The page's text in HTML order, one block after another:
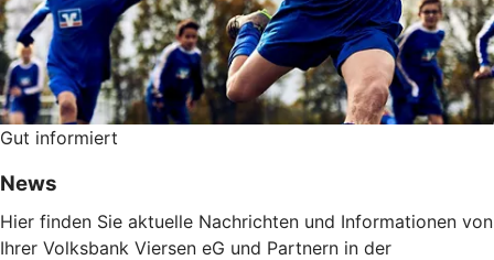
Gut informiert
News
Hier finden Sie aktuelle Nachrichten und Informationen von
Ihrer Volksbank Viersen eG und Partnern in der